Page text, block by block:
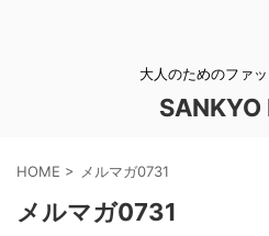
大人のためのファ
SANKYO
HOME > メルマガ0731
メルマガ0731